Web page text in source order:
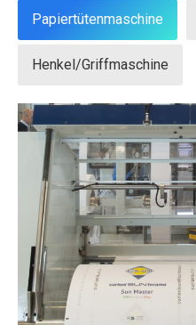
Papiertütenmaschine
Henkel/Griffmaschine